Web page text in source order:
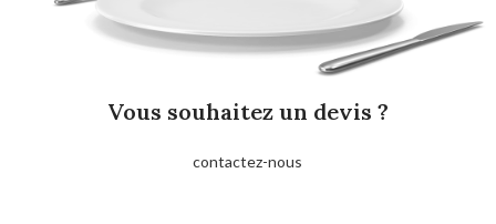
Vous souhaitez un devis ?
contactez-nous